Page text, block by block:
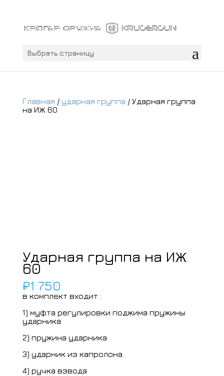
Выбрать страницу
Главная / ударная группа / Ударная группа
на ИЖ 60
Ударная группа на ИЖ
60
₽1 750
в комплект входит :
1) муфта регулировки поджима пружины
ударника
2) пружина ударника
3) ударник из капролона
4) ручка взвода